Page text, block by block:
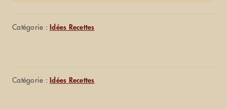
Catégorie : Idées Recettes
Catégorie : Idées Recettes